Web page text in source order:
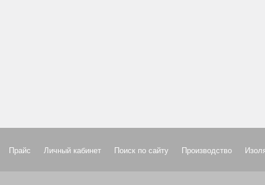
Прайс Личный кабинет Поиск по сайту Производство